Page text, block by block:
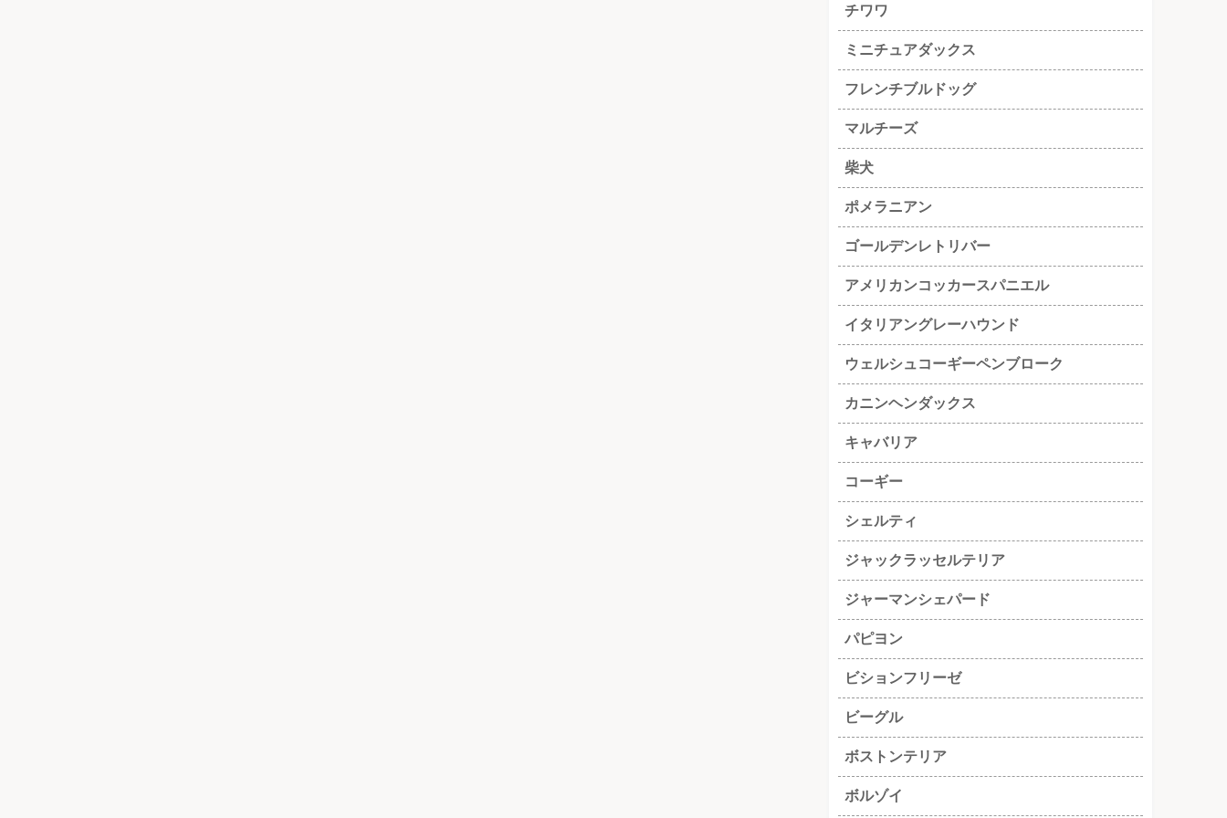
チワワ
ミニチュアダックス
フレンチブルドッグ
マルチーズ
柴犬
ポメラニアン
ゴールデンレトリバー
アメリカンコッカースパニエル
イタリアングレーハウンド
ウェルシュコーギーペンブローク
カニンヘンダックス
キャバリア
コーギー
シェルティ
ジャックラッセルテリア
ジャーマンシェパード
パピヨン
ビションフリーゼ
ビーグル
ボストンテリア
ボルゾイ